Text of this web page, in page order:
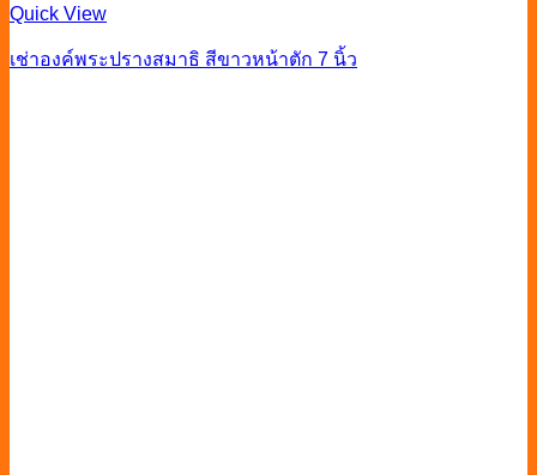
Quick View
เช่าองค์พระปรางสมาธิ สีขาวหน้าตัก 7 นิ้ว